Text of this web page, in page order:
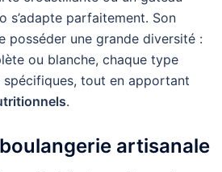
s’adapte parfaitement. Son
posséder une grande diversité :
ou blanche, chaque type
spécifiques, tout en apportant
.
artisanale